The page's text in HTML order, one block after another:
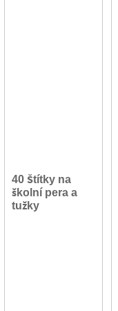
40 Štítky na
školní pera a
tužky